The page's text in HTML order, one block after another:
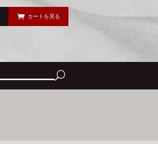
カートを見る